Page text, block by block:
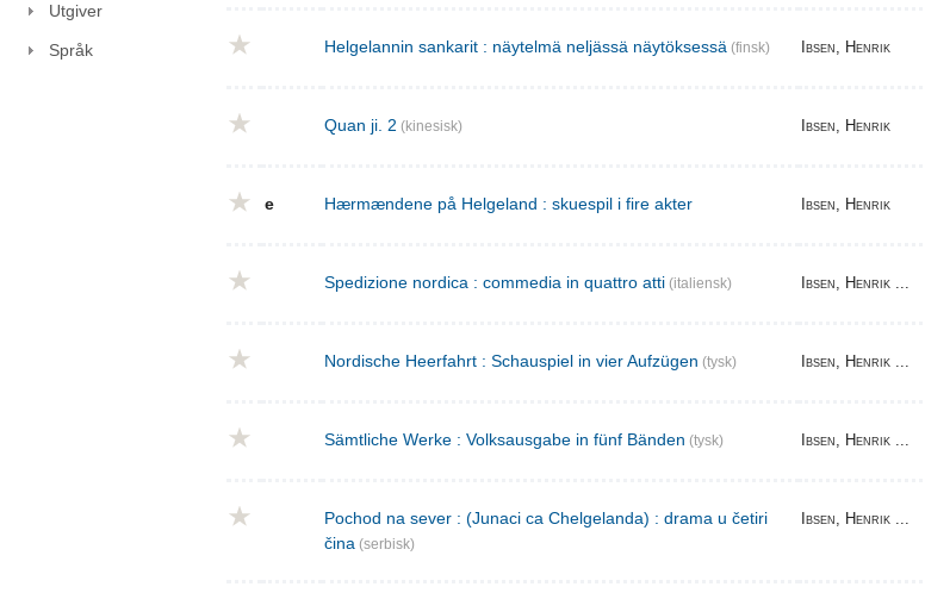
Utgiver
Språk Helgelannin sankarit : näytelmä neljässä näytöksessä (finsk) Ibsen, Henrik
Quan ji. 2 (kinesisk) Ibsen, Henrik
e Hærmændene på Helgeland : skuespil i fire akter Ibsen, Henrik
Spedizione nordica : commedia in quattro atti (italiensk) Ibsen, Henrik ...
Nordische Heerfahrt : Schauspiel in vier Aufzügen (tysk) Ibsen, Henrik ...
Sämtliche Werke : Volksausgabe in fünf Bänden (tysk) Ibsen, Henrik ...
Pochod na sever : (Junaci ca Chelgelanda) : drama u četiri
čina (serbisk)
Ibsen, Henrik ...